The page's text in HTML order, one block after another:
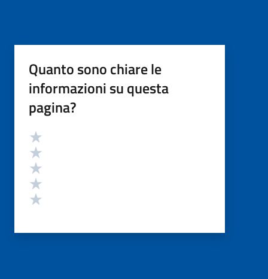
Quanto sono chiare le
informazioni su questa
pagina?
Valutazione